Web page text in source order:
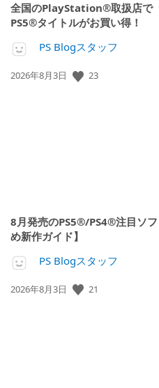
全国のPlayStation®取扱店で
PS5®タイトルがお買い得！
PS Blogスタッフ
公
2026年8月3日 23
8月発売のPS5®/PS4®注目ソ
め新作ガイド】
PS Blogスタッフ
公
2026年8月3日 21